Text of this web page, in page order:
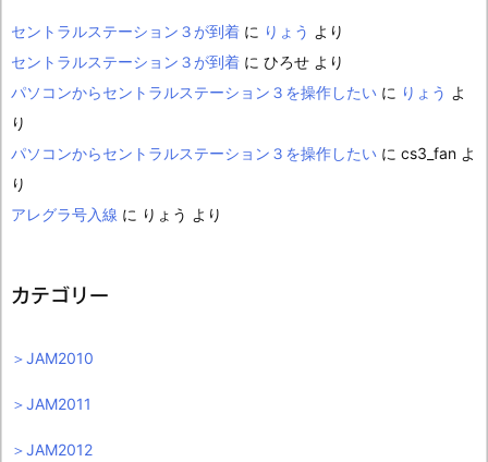
セントラルステーション３が到着 に りょう より
セントラルステーション３が到着 に ひろせ より
パソコンからセントラルステーション３を操作したい に りょう よ
り
パソコンからセントラルステーション３を操作したい に cs3_fan よ
り
アレグラ号入線 に りょう より
カテゴリー
＞JAM2010
＞JAM2011
＞JAM2012